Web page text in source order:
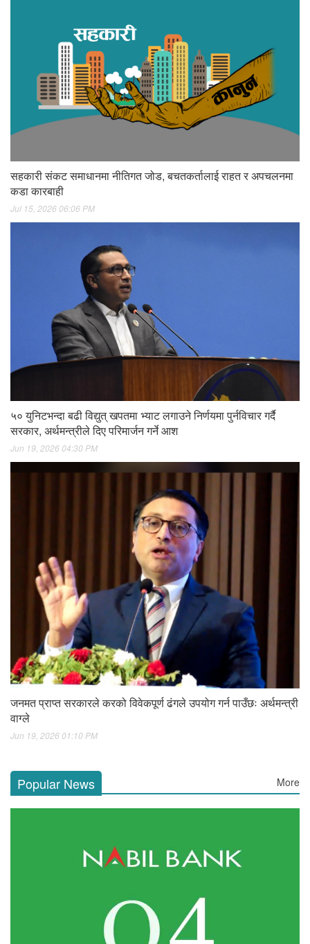
सहकारी संकट समाधानमा नीतिगत जोड, बचतकर्तालाई राहत र अपचलनमा
कडा कारबाही
Jul 15, 2026 06:06 PM
५० युनिटभन्दा बढी विद्युत् खपतमा भ्याट लगाउने निर्णयमा पुर्नविचार गर्दै
सरकार, अर्थमन्त्रीले दिए परिमार्जन गर्ने आश
Jun 19, 2026 04:30 PM
जनमत प्राप्त सरकारले करको विवेकपूर्ण ढंगले उपयोग गर्न पाउँछः अर्थमन्त्री
वाग्ले
Jun 19, 2026 01:10 PM
Popular News More